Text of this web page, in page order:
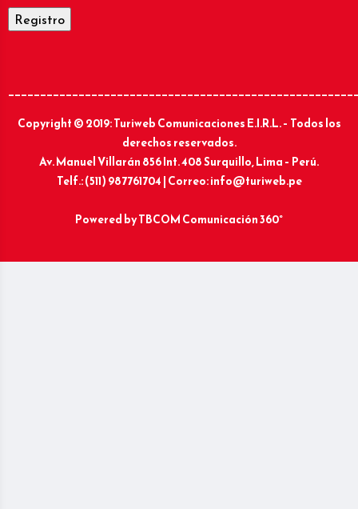
Copyright © 2019: Turiweb Comunicaciones E.I.R.L. – Todos los
derechos reservados.
Av. Manuel Villarán 856 Int. 408 Surquillo, Lima – Perú.
Telf.: (511) 987761704 | Correo: info@turiweb.pe
Powered byTBCOM Comunicación 360°